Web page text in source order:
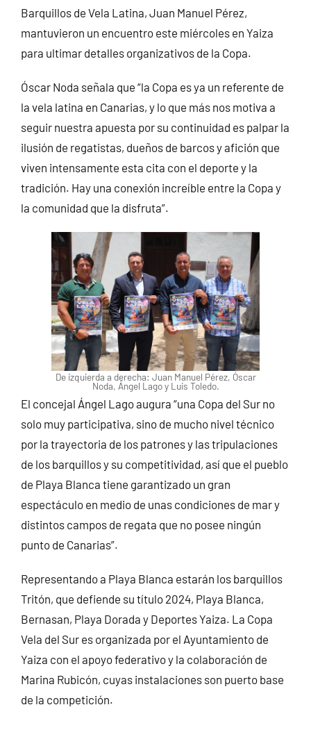
Barquillos de Vela Latina, Juan Manuel Pérez,
mantuvieron un encuentro este miércoles en Yaiza
para ultimar detalles organizativos de la Copa.
Óscar Noda señala que “la Copa es ya un referente de
la vela latina en Canarias, y lo que más nos motiva a
seguir nuestra apuesta por su continuidad es palpar la
ilusión de regatistas, dueños de barcos y afición que
viven intensamente esta cita con el deporte y la
tradición. Hay una conexión increíble entre la Copa y
la comunidad que la disfruta”.
De izquierda a derecha: Juan Manuel Pérez, Óscar
Noda, Ángel Lago y Luis Toledo.
El concejal Ángel Lago augura “una Copa del Sur no
solo muy participativa, sino de mucho nivel técnico
por la trayectoria de los patrones y las tripulaciones
de los barquillos y su competitividad, así que el pueblo
de Playa Blanca tiene garantizado un gran
espectáculo en medio de unas condiciones de mar y
distintos campos de regata que no posee ningún
punto de Canarias”.
Representando a Playa Blanca estarán los barquillos
Tritón, que defiende su título 2024, Playa Blanca,
Bernasan, Playa Dorada y Deportes Yaiza. La Copa
Vela del Sur es organizada por el Ayuntamiento de
Yaiza con el apoyo federativo y la colaboración de
Marina Rubicón, cuyas instalaciones son puerto base
de la competición.